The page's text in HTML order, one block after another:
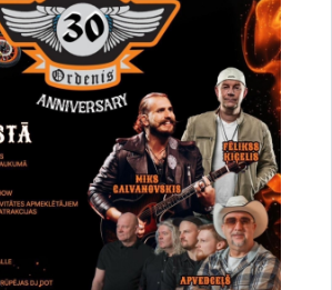
sīkdatnes (nepieciešamas, lai
vietnes darbību un
Google Analytics, lai samazinātu
līmeni.